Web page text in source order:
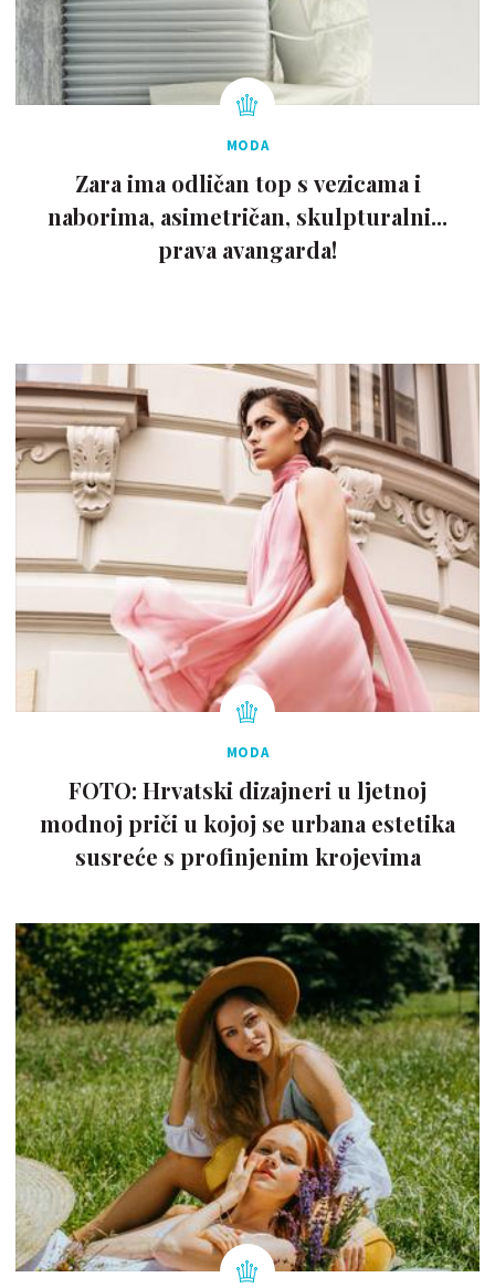
MODA
Zara ima odličan top s vezicama i
naborima, asimetričan, skulpturalni...
prava avangarda!
MODA
FOTO: Hrvatski dizajneri u ljetnoj
modnoj priči u kojoj se urbana estetika
susreće s profinjenim krojevima